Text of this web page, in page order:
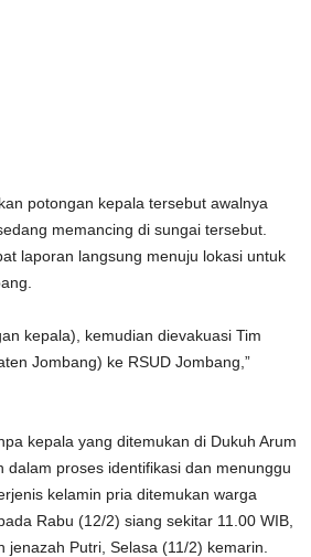
potongan kepala tersebut awalnya
memancing di sungai tersebut.
laporan langsung menuju lokasi untuk
kepala), kemudian dievakuasi Tim
Jombang) ke RSUD Jombang,”
kepala yang ditemukan di Dukuh Arum
dalam proses identifikasi dan menunggu
kelamin pria ditemukan warga
Rabu (12/2) siang sekitar 11.00 WIB,
Putri, Selasa (11/2) kemarin.